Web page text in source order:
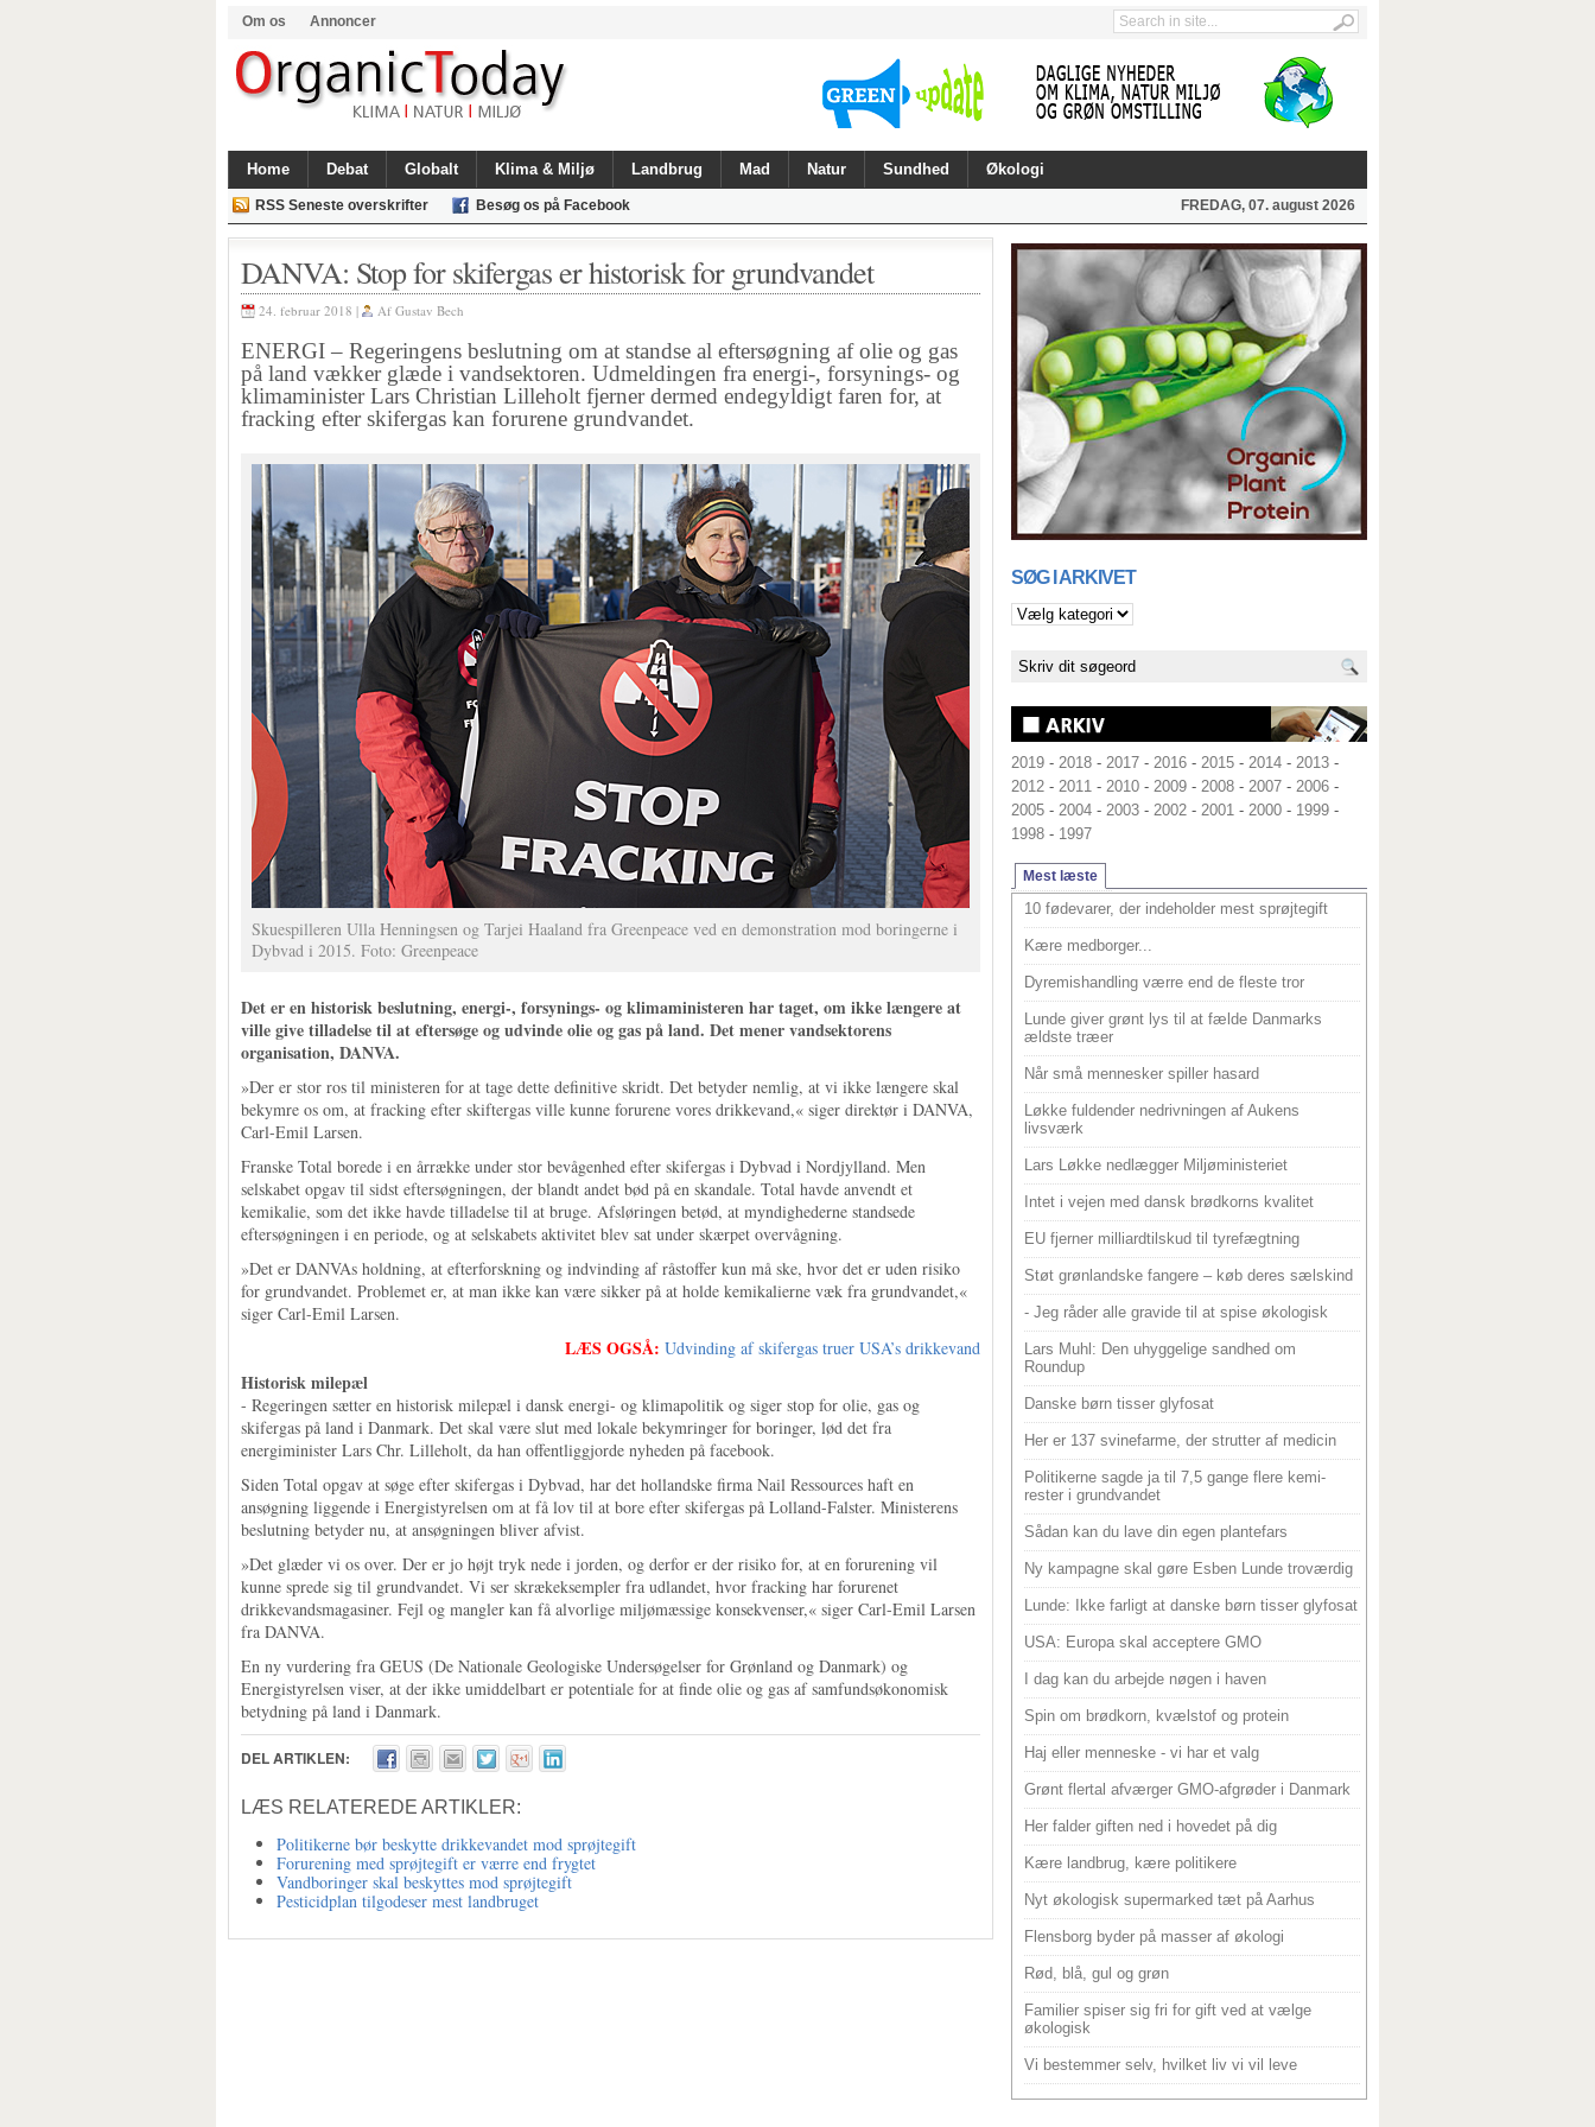
Om os Annoncer
Home Debat Globalt Klima & Miljø Landbrug Mad Natur Sundhed Økologi
RSS Seneste overskrifter Besøg os på Facebook FREDAG, 07. august 2026
DANVA: Stop for skifergas er historisk for grundvandet
24. februar 2018 | Af Gustav Bech
ENERGI – Regeringens beslutning om at standse al eftersøgning af olie og gas
på land vækker glæde i vandsektoren. Udmeldingen fra energi-, forsynings- og
klimaminister Lars Christian Lilleholt fjerner dermed endegyldigt faren for, at
fracking efter skifergas kan forurene grundvandet.
Skuespilleren Ulla Henningsen og Tarjei Haaland fra Greenpeace ved en demonstration mod boringerne i
Dybvad i 2015. Foto: Greenpeace
Det er en historisk beslutning, energi-, forsynings- og klimaministeren har taget, om ikke længere at
ville give tilladelse til at eftersøge og udvinde olie og gas på land. Det mener vandsektorens
organisation, DANVA.
»Der er stor ros til ministeren for at tage dette definitive skridt. Det betyder nemlig, at vi ikke længere skal
bekymre os om, at fracking efter skiftergas ville kunne forurene vores drikkevand,« siger direktør i DANVA,
Carl-Emil Larsen.
Franske Total borede i en årrække under stor bevågenhed efter skifergas i Dybvad i Nordjylland. Men
selskabet opgav til sidst eftersøgningen, der blandt andet bød på en skandale. Total havde anvendt et
kemikalie, som det ikke havde tilladelse til at bruge. Afsløringen betød, at myndighederne standsede
eftersøgningen i en periode, og at selskabets aktivitet blev sat under skærpet overvågning.
»Det er DANVAs holdning, at efterforskning og indvinding af råstoffer kun må ske, hvor det er uden risiko
for grundvandet. Problemet er, at man ikke kan være sikker på at holde kemikalierne væk fra grundvandet,«
siger Carl-Emil Larsen.
LÆS OGSÅ: Udvinding af skifergas truer USA’s drikkevand
Historisk milepæl
- Regeringen sætter en historisk milepæl i dansk energi- og klimapolitik og siger stop for olie, gas og
skifergas på land i Danmark. Det skal være slut med lokale bekymringer for boringer, lød det fra
energiminister Lars Chr. Lilleholt, da han offentliggjorde nyheden på facebook.
Siden Total opgav at søge efter skifergas i Dybvad, har det hollandske firma Nail Ressources haft en
ansøgning liggende i Energistyrelsen om at få lov til at bore efter skifergas på Lolland-Falster. Ministerens
beslutning betyder nu, at ansøgningen bliver afvist.
»Det glæder vi os over. Der er jo højt tryk nede i jorden, og derfor er der risiko for, at en forurening vil
kunne sprede sig til grundvandet. Vi ser skrækeksempler fra udlandet, hvor fracking har forurenet
drikkevandsmagasiner. Fejl og mangler kan få alvorlige miljømæssige konsekvenser,« siger Carl-Emil Larsen
fra DANVA.
En ny vurdering fra GEUS (De Nationale Geologiske Undersøgelser for Grønland og Danmark) og
Energistyrelsen viser, at der ikke umiddelbart er potentiale for at finde olie og gas af samfundsøkonomisk
betydning på land i Danmark.
DEL ARTIKLEN:
LÆS RELATEREDE ARTIKLER:
Politikerne bør beskytte drikkevandet mod sprøjtegift
Forurening med sprøjtegift er værre end frygtet
Vandboringer skal beskyttes mod sprøjtegift
Pesticidplan tilgodeser mest landbruget
SØG I ARKIVET
2019 - 2018 - 2017 - 2016 - 2015 - 2014 - 2013 -
2012 - 2011 - 2010 - 2009 - 2008 - 2007 - 2006 -
2005 - 2004 - 2003 - 2002 - 2001 - 2000 - 1999 -
1998 - 1997
Mest læste
10 fødevarer, der indeholder mest sprøjtegift
Kære medborger...
Dyremishandling værre end de fleste tror
Lunde giver grønt lys til at fælde Danmarks
ældste træer
Når små mennesker spiller hasard
Løkke fuldender nedrivningen af Aukens
livsværk
Lars Løkke nedlægger Miljøministeriet
Intet i vejen med dansk brødkorns kvalitet
EU fjerner milliardtilskud til tyrefægtning
Støt grønlandske fangere – køb deres sælskind
- Jeg råder alle gravide til at spise økologisk
Lars Muhl: Den uhyggelige sandhed om
Roundup
Danske børn tisser glyfosat
Her er 137 svinefarme, der strutter af medicin
Politikerne sagde ja til 7,5 gange flere kemi-
rester i grundvandet
Sådan kan du lave din egen plantefars
Ny kampagne skal gøre Esben Lunde troværdig
Lunde: Ikke farligt at danske børn tisser glyfosat
USA: Europa skal acceptere GMO
I dag kan du arbejde nøgen i haven
Spin om brødkorn, kvælstof og protein
Haj eller menneske - vi har et valg
Grønt flertal afværger GMO-afgrøder i Danmark
Her falder giften ned i hovedet på dig
Kære landbrug, kære politikere
Nyt økologisk supermarked tæt på Aarhus
Flensborg byder på masser af økologi
Rød, blå, gul og grøn
Familier spiser sig fri for gift ved at vælge
økologisk
Vi bestemmer selv, hvilket liv vi vil leve